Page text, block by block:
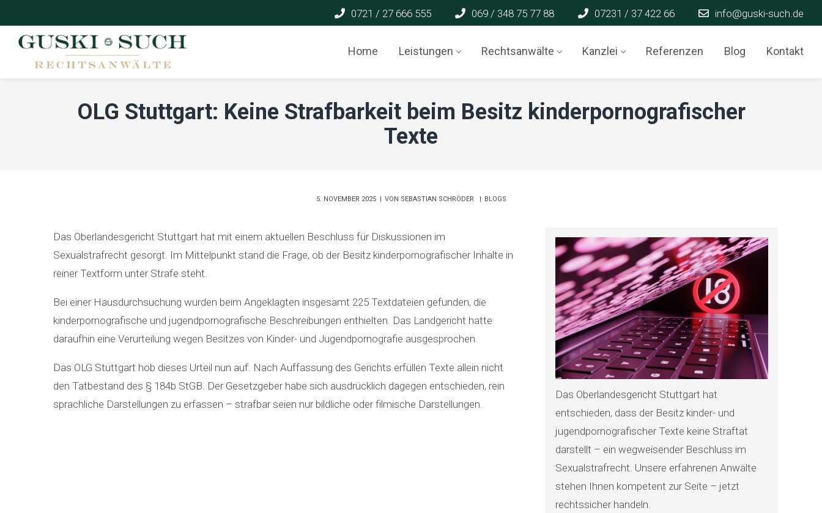
0721 / 27 666 555 069 / 348 75 77 88 07231 / 37 422 66 info@guski-such.de
Home Leistungen Rechtsanwälte Kanzlei Referenzen Blog Kontakt
OLG Stuttgart: Keine Strafbarkeit beim Besitz kinderpornografischer
Texte
5. NOVEMBER 2025 VON SEBASTIAN SCHRÖDER BLOGS
Das Oberlandesgericht Stuttgart hat mit einem aktuellen Beschluss für Diskussionen im
Sexualstrafrecht gesorgt. Im Mittelpunkt stand die Frage, ob der Besitz kinderpornografischer Inhalte in
reiner Textform unter Strafe steht.
Bei einer Hausdurchsuchung wurden beim Angeklagten insgesamt 225 Textdateien gefunden, die
kinderpornografische und jugendpornografische Beschreibungen enthielten. Das Landgericht hatte
daraufhin eine Verurteilung wegen Besitzes von Kinder- und Jugendpornografie ausgesprochen.
Das OLG Stuttgart hob dieses Urteil nun auf. Nach Auffassung des Gerichts erfüllen Texte allein nicht
den Tatbestand des § 184b StGB. Der Gesetzgeber habe sich ausdrücklich dagegen entschieden, rein
sprachliche Darstellungen zu erfassen – strafbar seien nur bildliche oder filmische Darstellungen.
Das Oberlandesgericht Stuttgart hat
entschieden, dass der Besitz kinder- und
jugendpornografischer Texte keine Straftat
darstellt – ein wegweisender Beschluss im
Sexualstrafrecht. Unsere erfahrenen Anwälte
stehen Ihnen kompetent zur Seite – jetzt
rechtssicher handeln.